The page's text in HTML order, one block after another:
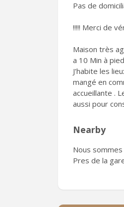
Pas de
!!!!! Merci de
Maison très
a 10 Min à
J'habite les
mangé en
accueillante .
aussi pour
Nearby
Nous
Pres de la